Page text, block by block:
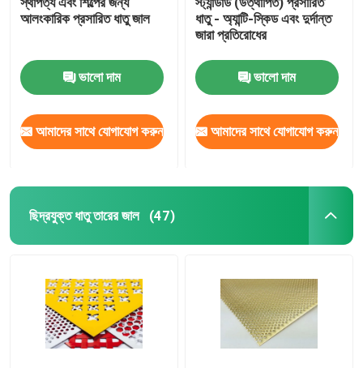
গ্যাবিয়ন ঝুড়ি
চেন লিংক বেড়া
রেজার কাঁটাতার
খনির স্ক্রিন জাল
খাদ তার
আলংকারিক প্রসারিত ধাতু জাল
ভালো দাম
আমাদের সাথে যোগাযোগ করুন
ধাতু - অ্যান্টি-স্কিড এবং দুর্দান্ত
জারা প্রতিরোধের
ভালো দাম
আমাদের সাথে যোগাযোগ করুন
ছিদ্রযুক্ত ধাতু তারের জাল (47)